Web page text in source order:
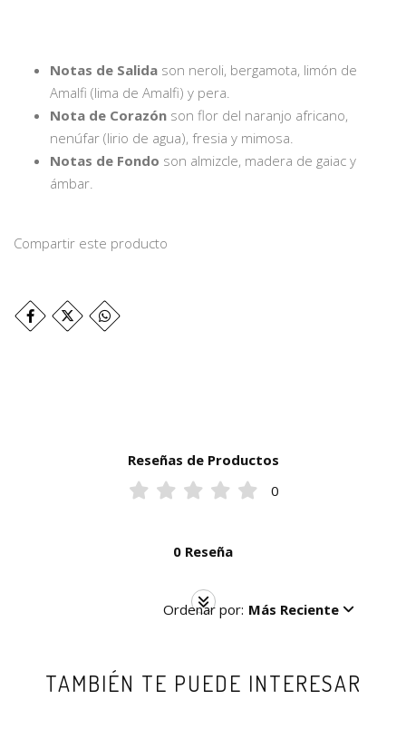
Notas de Salida son neroli, bergamota, limón de
Amalfi (lima de Amalfi) y pera.
Nota de Corazón son flor del naranjo africano,
nenúfar (lirio de agua), fresia y mimosa.
Notas de Fondo son almizcle, madera de gaiac y
ámbar.
Compartir este producto
Reseñas de Productos
0
0 Reseña
Ordenar por: Más Reciente
TAMBIÉN TE PUEDE INTERESAR